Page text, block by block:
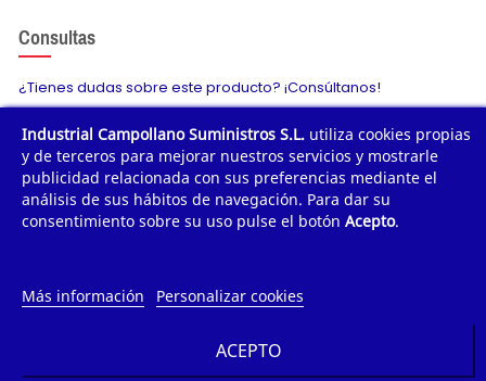
Consultas
¿Tienes dudas sobre este producto? ¡Consúltanos!
Envíanos tu consulta
¿QUIÉNES SOMOS?
INFORMACIÓN DE CONTACTO
Industrial Campollano Suministros S.L. utiliza cookies propias
y de terceros para mejorar nuestros servicios y mostrarle
publicidad relacionada con sus preferencias mediante el
análisis de sus hábitos de navegación. Para dar su
consentimiento sobre su uso pulse el botón Acepto.
Más información Personalizar cookies
ACEPTO